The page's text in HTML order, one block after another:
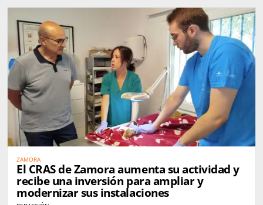
ZAMORA
El CRAS de Zamora aumenta su actividad y
recibe una inversión para ampliar y
modernizar sus instalaciones